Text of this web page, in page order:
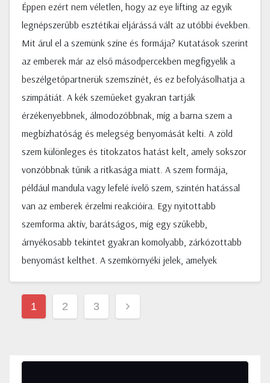
Éppen ezért nem véletlen, hogy az eye lifting az egyik
legnépszerűbb esztétikai eljárássá vált az utóbbi években.
Mit árul el a szemünk színe és formája? Kutatások szerint
az emberek már az első másodpercekben megfigyelik a
beszélgetőpartnerük szemszínét, és ez befolyásolhatja a
szimpátiát. A kék szeműeket gyakran tartják
érzékenyebbnek, álmodozóbbnak, míg a barna szem a
megbízhatóság és melegség benyomását kelti. A zöld
szem különleges és titokzatos hatást kelt, amely sokszor
vonzóbbnak tűnik a ritkasága miatt. A szem formája,
például mandula vagy lefelé ívelő szem, szintén hatással
van az emberek érzelmi reakcióira. Egy nyitottabb
szemforma aktív, barátságos, míg egy szűkebb,
árnyékosabb tekintet gyakran komolyabb, zárkózottabb
benyomást kelthet. A szemkörnyéki jelek, amelyek
Bejegyzések
lapozása
1 2 3